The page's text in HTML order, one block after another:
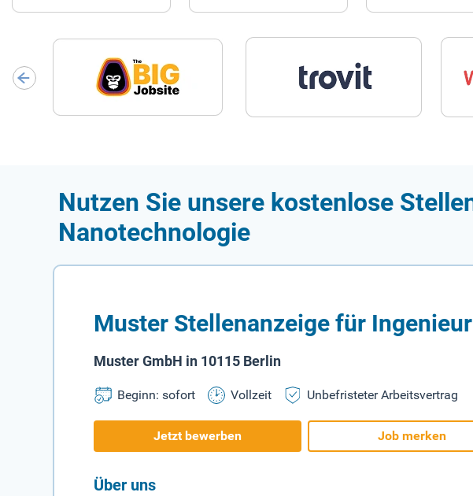
Nutzen Sie unsere kostenlose
Nanotechnologie
Muster Stellenanzeige für
Muster GmbH in 10115 Berlin
Beginn: sofort Vollzeit Unbefristeter Arbeitsvertrag
Jetzt bewerben Job merken
Über uns